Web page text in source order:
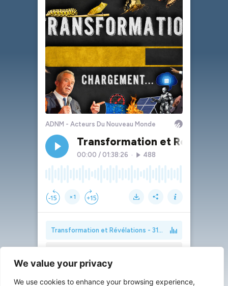
We value your privacy
We use cookies to enhance your browsing experience,